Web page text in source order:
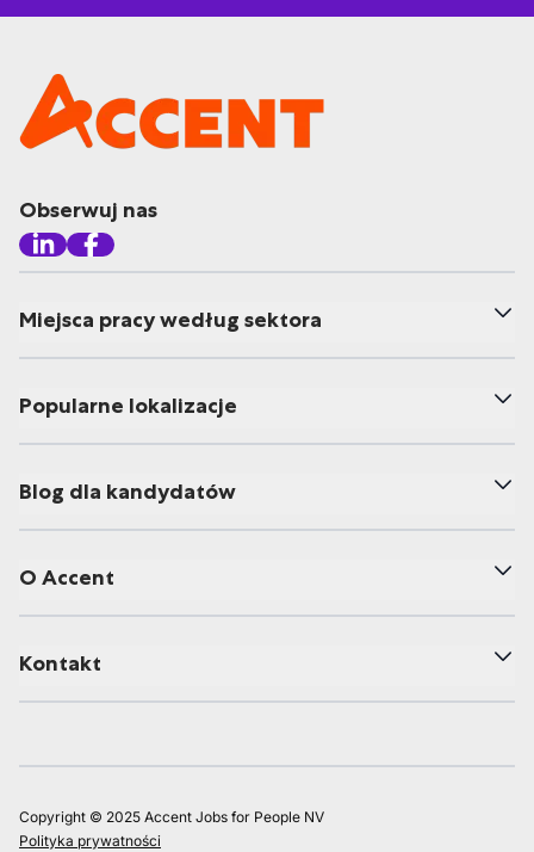
Obserwuj nas
Miejsca pracy według sektora
Popularne lokalizacje
Blog dla kandydatów
O Accent
Kontakt
Copyright © 2025 Accent Jobs for People NV
Polityka prywatności